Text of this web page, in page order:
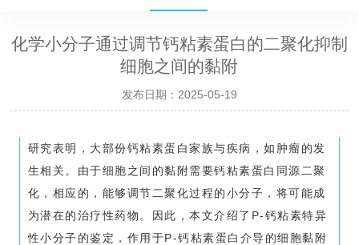
化学小分子通过调节钙粘素蛋白的二聚化抑制
细胞之间的黏附
发布日期：2025-05-19
研究表明，大部份钙粘素蛋白家族与疾病，如肿瘤的发
生相关。由于细胞之间的黏附需要钙粘素蛋白同源二聚
化，相应的，能够调节二聚化过程的小分子，将可能成
为潜在的治疗性药物。因此，本文介绍了P-钙粘素特异
性小分子的鉴定，作用于P-钙粘素蛋白介导的细胞黏附